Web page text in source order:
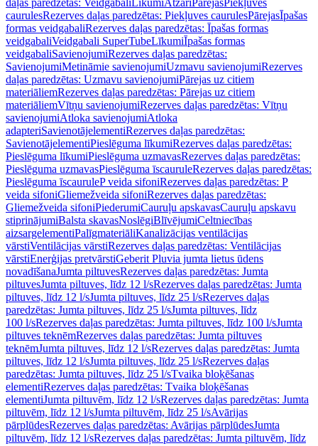
daļas paredzētas: Veidgabali LīkumiAtzari PārejasPiekļuves
caurulesRezerves daļas paredzētas: Piekļuves caurulesPārejasĪpašas
formas veidgabaliRezerves daļas paredzētas: Īpašas formas
veidgabaliVeidgabali SuperTubeLīkumiĪpašas formas
veidgabaliSavienojumiRezerves daļas paredzētas:
SavienojumiMetināmie savienojumiUzmavu savienojumiRezerves
daļas paredzētas: Uzmavu savienojumiPārejas uz citiem
materiāliemRezerves daļas paredzētas: Pārejas uz citiem
materiāliemVītņu savienojumiRezerves daļas paredzētas: Vītņu
savienojumiAtloka savienojumiAtloka
adapteriSavienotājelementiRezerves daļas paredzētas:
SavienotājelementiPieslēguma līkumiRezerves daļas paredzētas:
Pieslēguma līkumiPieslēguma uzmavasRezerves daļas paredzētas:
Pieslēguma uzmavasPieslēguma īscauruleRezerves daļas paredzētas:
Pieslēguma īscauruleP veida sifoniRezerves daļas paredzētas: P
veida sifoniGliemežveida sifoniRezerves daļas paredzētas:
Gliemežveida sifoniPiederumiCauruļu apskavasCauruļu apskavu
stiprinājumiBalsta skavasNoslēgiBlīvējumiCeltniecības
aizsargelementiPalīgmateriāliKanalizācijas ventilācijas
vārstiVentilācijas vārstiRezerves daļas paredzētas: Ventilācijas
vārstiEnerģijas pretvārstiGeberit Pluvia jumta lietus ūdens
novadīšanaJumta piltuvesRezerves daļas paredzētas: Jumta
piltuvesJumta piltuves, līdz 12 l/sRezerves daļas paredzētas: Jumta
piltuves, līdz 12 l/sJumta piltuves, līdz 25 l/sRezerves daļas
paredzētas: Jumta piltuves, līdz 25 l/sJumta piltuves, līdz
100 l/sRezerves daļas paredzētas: Jumta piltuves, līdz 100 l/sJumta
piltuves teknēmRezerves daļas paredzētas: Jumta piltuves
teknēmJumta piltuves, līdz 12 l/sRezerves daļas paredzētas: Jumta
piltuves, līdz 12 l/sJumta piltuves, līdz 25 l/sRezerves daļas
paredzētas: Jumta piltuves, līdz 25 l/sTvaika bloķēšanas
elementiRezerves daļas paredzētas: Tvaika bloķēšanas
elementiJumta piltuvēm, līdz 12 l/sRezerves daļas paredzētas: Jumta
piltuvēm, līdz 12 l/sJumta piltuvēm, līdz 25 l/sAvārijas
pārplūdesRezerves daļas paredzētas: Avārijas pārplūdesJumta
piltuvēm, līdz 12 l/sRezerves daļas paredzētas: Jumta piltuvēm, līdz